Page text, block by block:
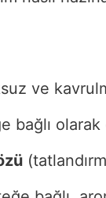
ve
bağlı